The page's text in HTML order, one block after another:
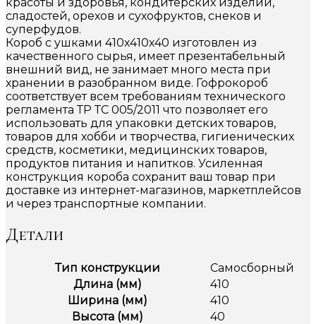
сладостей, орехов и сухофруктов, снеков и
суперфудов.
Короб с ушками 410х410х40 изготовлен из
качественного сырья, имеет презентабельный
внешний вид, не занимает много места при
хранении в разобранном виде. Гофрокороб
соответствует всем требованиям технического
регламента ТР ТС 005/2011 что позволяет его
использовать для упаковки детских товаров,
товаров для хобби и творчества, гигиенических
средств, косметики, медицинских товаров,
продуктов питания и напитков. Усиленная
конструкция короба сохранит ваш товар при
доставке из интернет-магазинов, маркетплейсов
и через транспортные компании.
Детали
Тип конструкции
Самосборный
Длина (мм)
410
Ширина (мм)
410
Высота (мм)
40